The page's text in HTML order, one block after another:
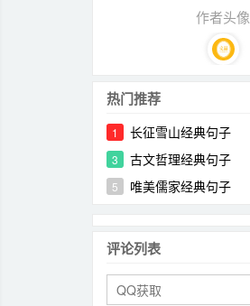
作者头像
热门推荐
1 长征雪山经典句子
3 古文哲理经典句子
5 唯美儒家经典句子
评论列表